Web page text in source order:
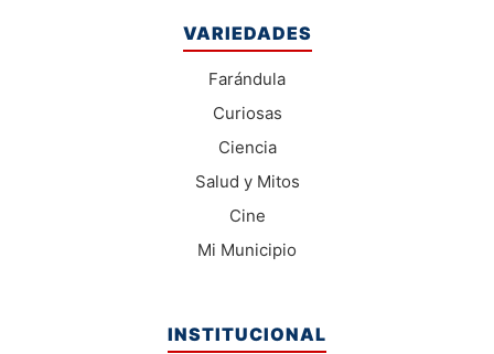
VARIEDADES
Farándula
Curiosas
Ciencia
Salud y Mitos
Cine
Mi Municipio
INSTITUCIONAL